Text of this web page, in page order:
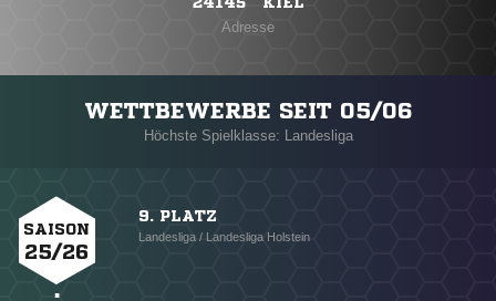
Adresse
WETTBEWERBE SEIT 05/06
Höchste Spielklasse: Landesliga
SAISON
25/26
9. PLATZ
Landesliga / Landesliga Holstein